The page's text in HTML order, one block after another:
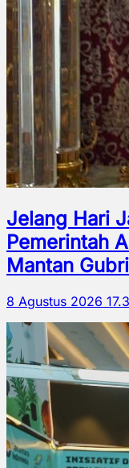
Jelang Hari
Pemerintah
Mantan
8 Agustus 2026